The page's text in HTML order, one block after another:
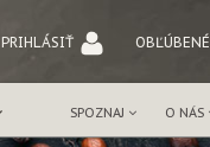
PRIHLÁSIŤ OBĽÚBENÉ
SPOZNAJ O NÁS